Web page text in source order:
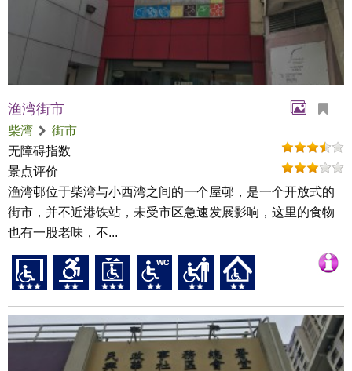
渔湾街市
柴湾
街市
无障碍指数
景点评价
渔湾邨位于柴湾与小西湾之间的一个屋邨，是一个开放式的
街市，并不近港铁站，未受市区急速发展影响，这里的食物
也有一股老味，不...